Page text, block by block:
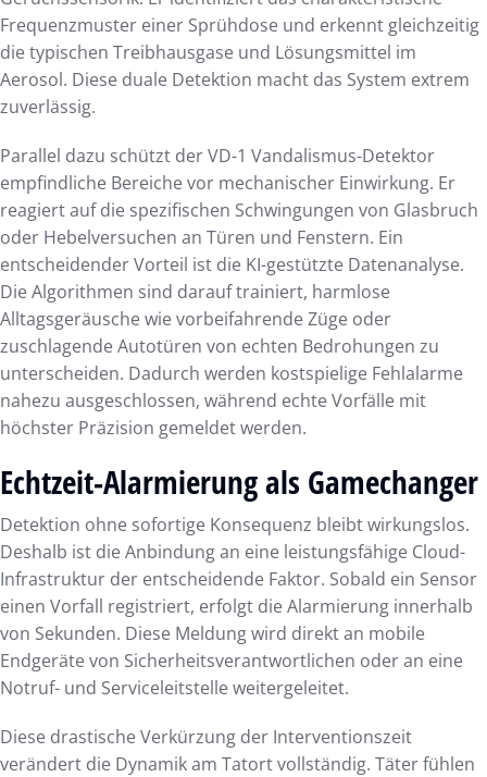
Frequenzmuster einer Sprühdose und erkennt gleichzeitig
die typischen Treibhausgase und Lösungsmittel im
Aerosol. Diese duale Detektion macht das System extrem
zuverlässig.
Parallel dazu schützt der VD-1 Vandalismus-Detektor
empfindliche Bereiche vor mechanischer Einwirkung. Er
reagiert auf die spezifischen Schwingungen von Glasbruch
oder Hebelversuchen an Türen und Fenstern. Ein
entscheidender Vorteil ist die KI-gestützte Datenanalyse.
Die Algorithmen sind darauf trainiert, harmlose
Alltagsgeräusche wie vorbeifahrende Züge oder
zuschlagende Autotüren von echten Bedrohungen zu
unterscheiden. Dadurch werden kostspielige Fehlalarme
nahezu ausgeschlossen, während echte Vorfälle mit
höchster Präzision gemeldet werden.
Echtzeit-Alarmierung als Gamechanger
Detektion ohne sofortige Konsequenz bleibt wirkungslos.
Deshalb ist die Anbindung an eine leistungsfähige Cloud-
Infrastruktur der entscheidende Faktor. Sobald ein Sensor
einen Vorfall registriert, erfolgt die Alarmierung innerhalb
von Sekunden. Diese Meldung wird direkt an mobile
Endgeräte von Sicherheitsverantwortlichen oder an eine
Notruf- und Serviceleitstelle weitergeleitet.
Diese drastische Verkürzung der Interventionszeit
verändert die Dynamik am Tatort vollständig. Täter fühlen